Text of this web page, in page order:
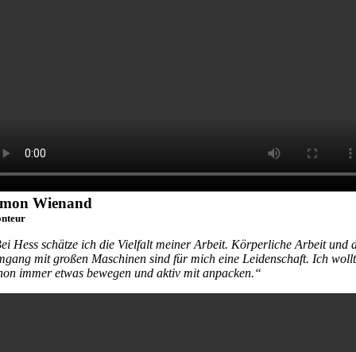
Wienand
Hess schätze ich die Vielfalt meiner Arbeit. Körperliche Arbeit und
mit großen Maschinen sind für mich eine Leidenschaft. Ich
immer etwas bewegen und aktiv mit anpacken.“